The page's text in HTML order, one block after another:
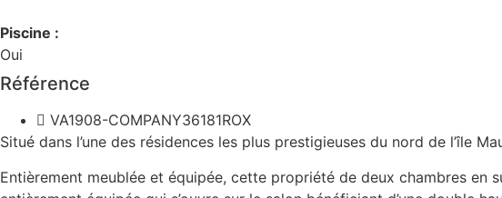
Piscine :
Oui
Référence
VA1908-COMPANY36181ROX
Situé dans l’une des résidences les plus prestigieuses du nord de l’île
Entièrement meublée et équipée, cette propriété de deux chambres en